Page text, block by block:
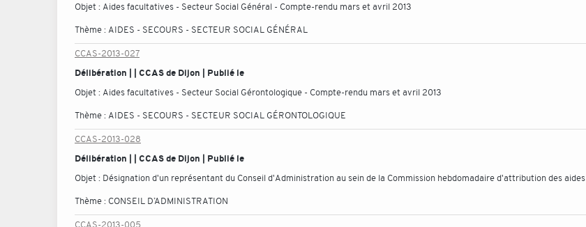
Objet : Aides facultatives - Secteur Social Général - Compte-rendu mars et avril 2013
Thème : AIDES - SECOURS - SECTEUR SOCIAL GÉNÉRAL
CCAS-2013-027
Délibération | | CCAS de Dijon | Publié le
Objet : Aides facultatives - Secteur Social Gérontologique - Compte-rendu mars et avril 2013
Thème : AIDES - SECOURS - SECTEUR SOCIAL GÉRONTOLOGIQUE
CCAS-2013-028
Délibération | | CCAS de Dijon | Publié le
Objet : Désignation d'un représentant du Conseil d'Administration au sein de la Commission hebdomadaire d'attribution des aides
Thème : CONSEIL D’ADMINISTRATION
CCAS-2013-005